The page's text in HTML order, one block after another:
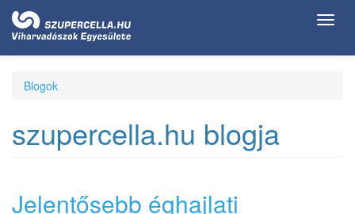
Ugrás
tartalomra
Blogok
szupercella.hu blogja
Jelentősebb éghajlati